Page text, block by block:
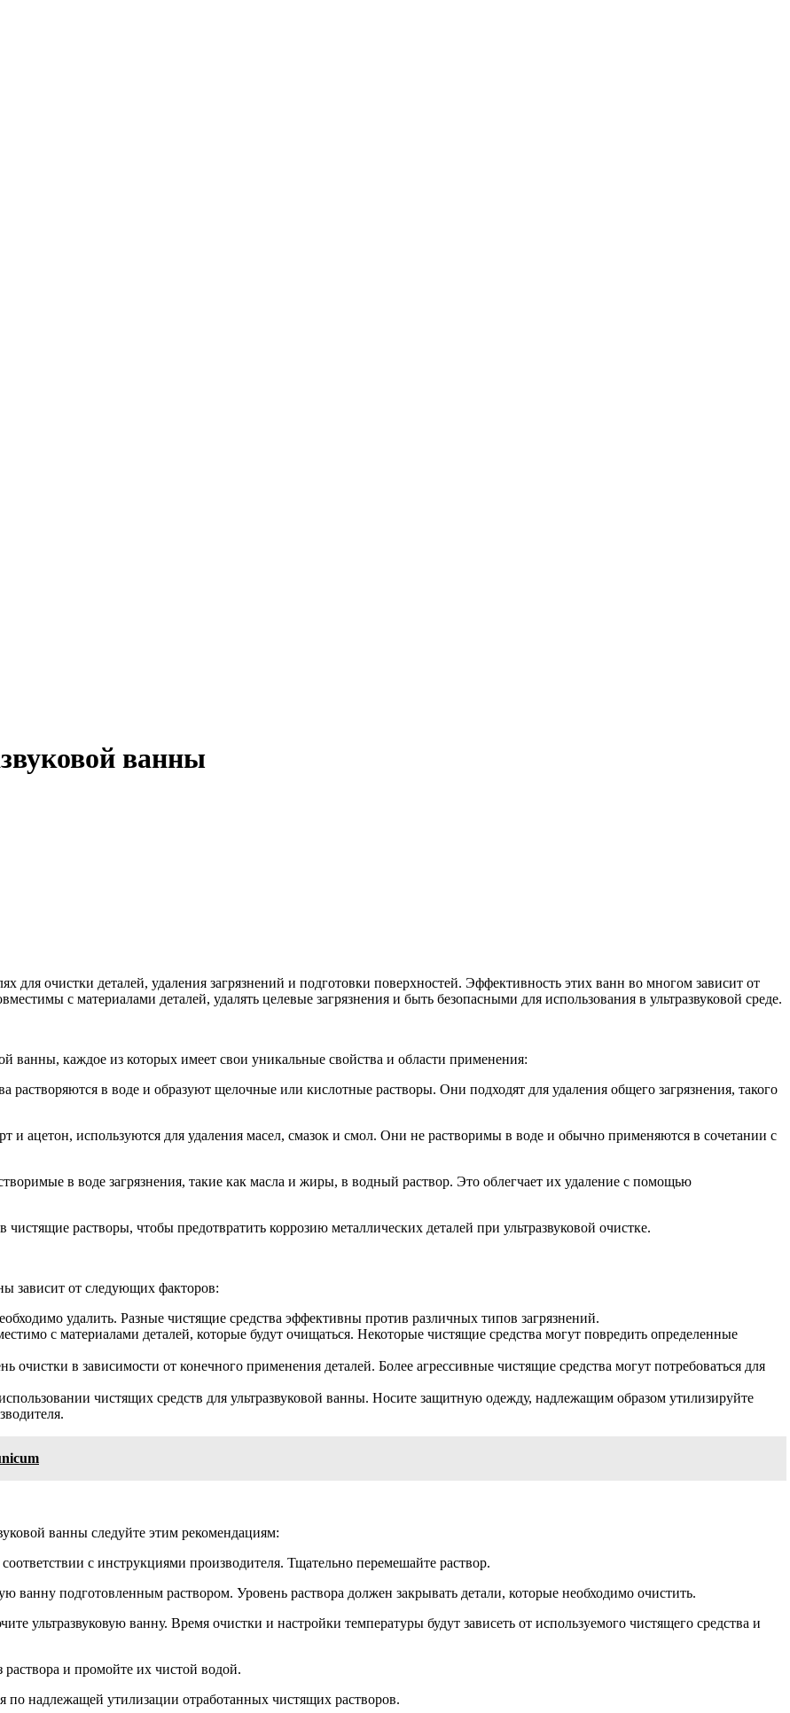
ванны
для очистки деталей, удаления загрязнений и подготовки поверхностей. Эффективность этих ванн во многом зависит от
с материалами деталей, удалять целевые загрязнения и быть безопасными для использования в ультразвуковой среде.
ванны, каждое из которых имеет свои уникальные свойства и области применения:
в воде и образуют щелочные или кислотные растворы. Они подходят для удаления общего загрязнения, такого
и ацетон, используются для удаления масел, смазок и смол. Они не растворимы в воде и обычно применяются в сочетании с
в воде загрязнения, такие как масла и жиры, в водный раствор. Это облегчает их удаление с помощью
растворы, чтобы предотвратить коррозию металлических деталей при ультразвуковой очистке.
зависит от следующих факторов:
удалить. Разные чистящие средства эффективны против различных типов загрязнений.
с материалами деталей, которые будут очищаться. Некоторые чистящие средства могут повредить определенные
в зависимости от конечного применения деталей. Более агрессивные чистящие средства могут потребоваться для
чистящих средств для ультразвуковой ванны. Носите защитную одежду, надлежащим образом утилизируйте
ванны следуйте этим рекомендациям:
с инструкциями производителя. Тщательно перемешайте раствор.
ванну подготовленным раствором. Уровень раствора должен закрывать детали, которые необходимо очистить.
ультразвуковую ванну. Время очистки и настройки температуры будут зависеть от используемого чистящего средства и
и промойте их чистой водой.
надлежащей утилизации отработанных чистящих растворов.